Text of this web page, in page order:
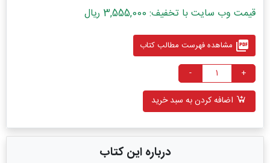
قیمت وب سایت با تخفیف: 3,555,000 ریال
picture_as_pdf مشاهده فهرست مطالب کتاب
+
-
اضافه کردن به سبد خرید
درباره این کتاب